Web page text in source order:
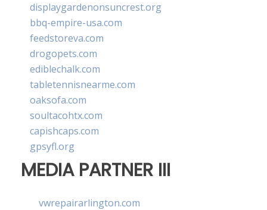
displaygardenonsuncrest.org
bbq-empire-usa.com
feedstoreva.com
drogopets.com
ediblechalk.com
tabletennisnearme.com
oaksofa.com
soultacohtx.com
capishcaps.com
gpsyfl.org
MEDIA PARTNER III
vwrepairarlington.com